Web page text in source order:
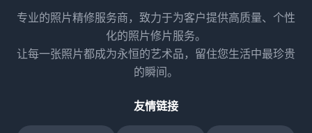
专业的照片精修服务商，致力于为客户提供高质量、个性
化的照片修片服务。
让每一张照片都成为永恒的艺术品，留住您生活中最珍贵
的瞬间。
友情链接